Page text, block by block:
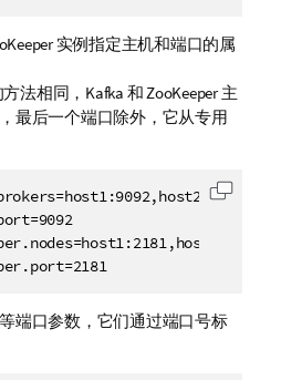
实例指定主机和端口的属
方法相同，Kafka 和 ZooKeeper 主
最后一个端口除外，它从专用
复制代
端口参数，它们通过端口号标